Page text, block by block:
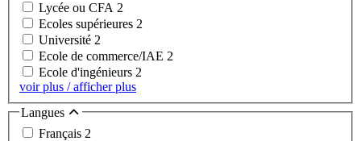
Lycée ou CFA 2
Ecoles supérieures 2
Université 2
Ecole de commerce/IAE 2
Ecole d'ingénieurs 2
voir plus / afficher plus
Langues
Français 2